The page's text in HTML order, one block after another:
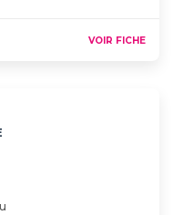
VOIR FICHE